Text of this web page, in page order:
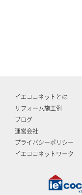
イエココネットとは
リフォーム施工例
ブログ
運営会社
プライバシーポリシー
イエココネットワーク